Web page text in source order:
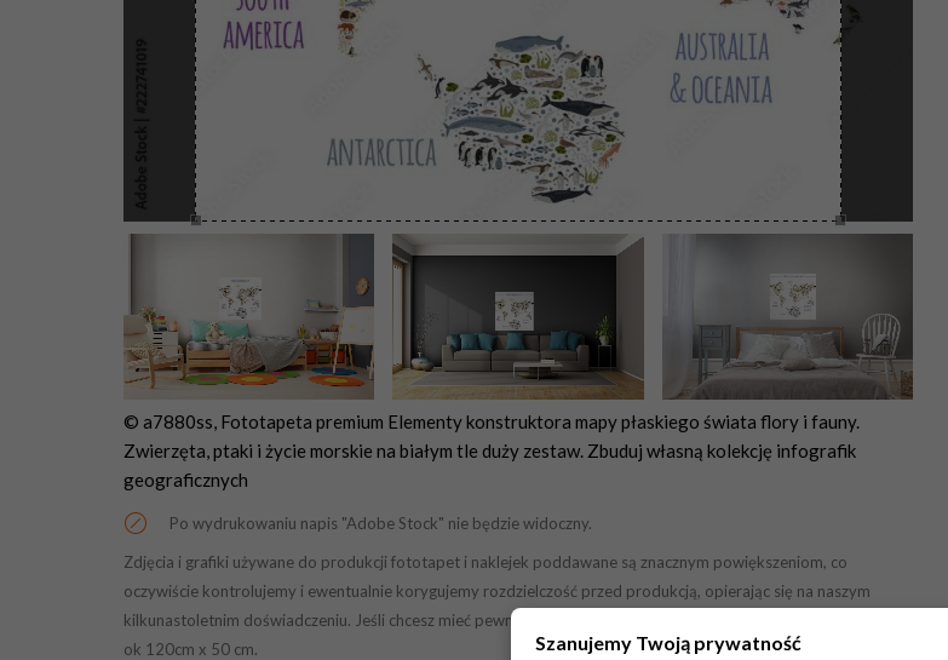
© a7880ss, Fototapeta premium Elementy konstruktora mapy płaskiego świata flory i fauny.
Zwierzęta, ptaki i życie morskie na białym tle duży zestaw. Zbuduj własną kolekcję infografik
geograficznych
Po wydrukowaniu napis "Adobe Stock" nie będzie widoczny.
Zdjęcia i grafiki używane do produkcji fototapet i naklejek poddawane są znacznym powiększeniom, co
oczywiście kontrolujemy i ewentualnie korygujemy rozdzielczość przed produkcją, opierając się na naszym
kilkunastoletnim doświadczeniu. Jeśli chcesz mieć pewność co do jakości, zamów próbkę w skali 1:1, wielkości
ok 120cm x 50 cm.
Szanujemy Twoją prywatność